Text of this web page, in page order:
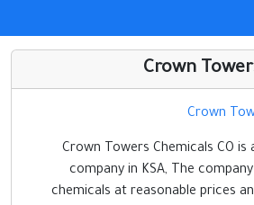
أخرى ومنوعه
وشبكات
والترفيه
وبرامج
Crown
Crown
Crown Towers Chemicals CO is
company in KSA, The
chemicals at reasonable prices